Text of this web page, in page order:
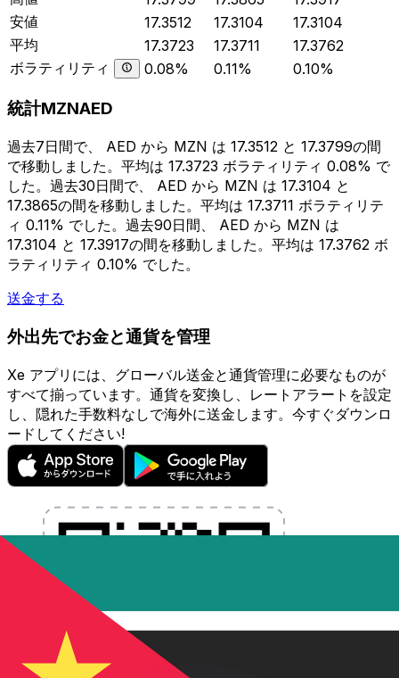
安値
17.3512 17.3104
17.3104
平均
17.3723 17.3711
17.3762
ボラティリティ
0.08% 0.11% 0.10%
統計MZNAED
過去7日間で、 AED から MZN は 17.3512 と 17.3799の間
で移動しました。平均は 17.3723 ボラティリティ 0.08% で
した。過去30日間で、 AED から MZN は 17.3104 と
17.3865の間を移動しました。平均は 17.3711 ボラティリテ
ィ 0.11% でした。過去90日間、 AED から MZN は
17.3104 と 17.3917の間を移動しました。平均は 17.3762 ボ
ラティリティ 0.10% でした。
送金する
外出先でお金と通貨を管理
Xe アプリには、グローバル送金と通貨管理に必要なものが
すべて揃っています。通貨を変換し、レートアラートを設定
し、隠れた手数料なしで海外に送金します。今すぐダウンロ
ードしてください!